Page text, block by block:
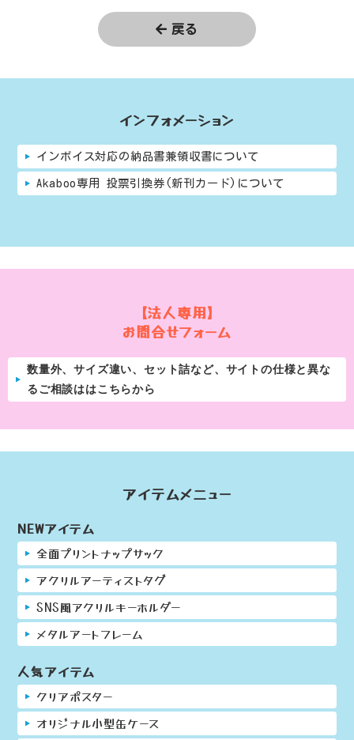
戻る
インフォメーション
インボイス対応の納品書兼領収書について
Akaboo専用 投票引換券(新刊カード)について
【法人専用】
お問合せフォーム
数量外、サイズ違い、セット詰など、サイトの仕様と異な
るご相談ははこちらから
アイテムメニュー
NEWアイテム
全面プリントナップサック
アクリルアーティストタグ
SNS風アクリルキーホルダー
メタルアートフレーム
人気アイテム
クリアポスター
オリジナル小型缶ケース